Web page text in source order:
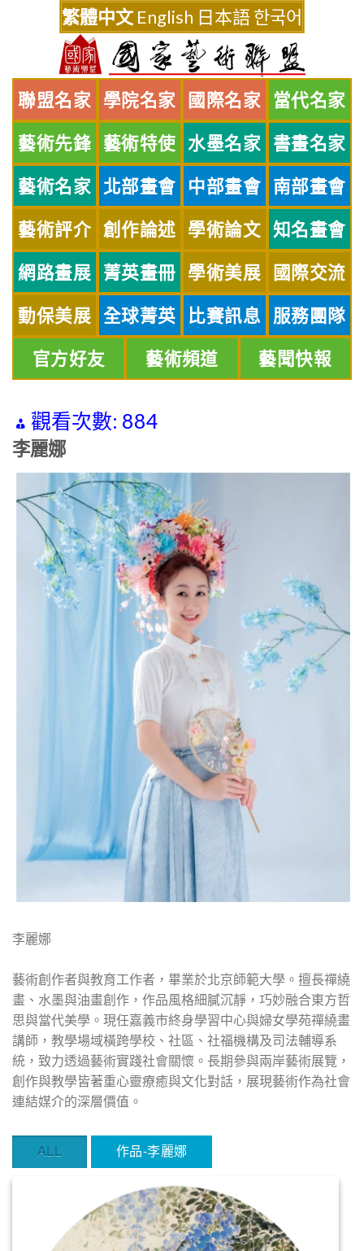
繁體中文 English 日本語한국어
聯盟名家 學院名家 國際名家 當代名家
藝術先鋒 藝術特使 水墨名家 書畫名家
藝術名家 北部畫會 中部畫會 南部畫會
藝術評介 創作論述 學術論文 知名畫會
網路畫展 菁英畫冊 學術美展 國際交流
動保美展 全球菁英 比賽訊息 服務團隊
官方好友 藝術頻道 藝聞快報
觀看次數: 884
李麗娜
李麗娜
藝術創作者與教育工作者，畢業於北京師範大學。擅長禪繞
畫、水墨與油畫創作，作品風格細膩沉靜，巧妙融合東方哲
思與當代美學。現任嘉義市終身學習中心與婦女學苑禪繞畫
講師，教學場域橫跨學校、社區、社福機構及司法輔導系
統，致力透過藝術實踐社會關懷。長期參與兩岸藝術展覽，
創作與教學皆著重心靈療癒與文化對話，展現藝術作為社會
連結媒介的深層價值。
ALL 作品-李麗娜